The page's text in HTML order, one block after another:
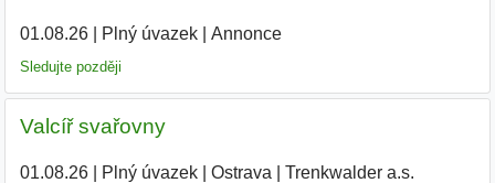
01.08.26| Plný úvazek| Annonce
Sledujte později
Valcíř svařovny
01.08.26| Plný úvazek| Ostrava Trenkwalder a.s.